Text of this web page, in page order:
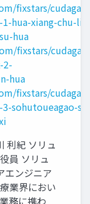
fixstars/
hua-xiang-chu-li-
hua
fixstars/
2-
hua
fixstars/
sohutoueagao-
利紀 ソリュ
員 ソリュ
エンジニア
業界におい